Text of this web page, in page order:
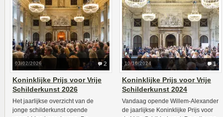
2
03/02/2026
Koninklijke Prijs voor Vrije
Schilderkunst 2026
Het jaarlijkse overzicht van de
jonge schilderkunst opende
1
10/10/2024
Koninklijke Prijs voor Vrije
Schilderkunst 2024
Vandaag opende Willem-Alexander
de jaarlijkse Koninklijke Prijs voor